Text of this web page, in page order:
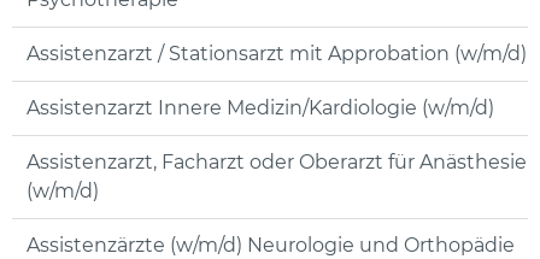
Assistenzarzt / Stationsarzt mit Approbation (w/m/d)
Assistenzarzt Innere Medizin/Kardiologie (w/m/d)
Assistenzarzt, Facharzt oder Oberarzt für Anästhesie
(w/m/d)
Assistenzärzte (w/m/d) Neurologie und Orthopädie